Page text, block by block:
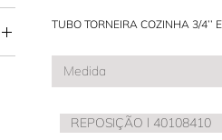
TUBO TORNEIRA COZINHA 3/4’’ E
Medida
REPOSIÇÃO l 40108410